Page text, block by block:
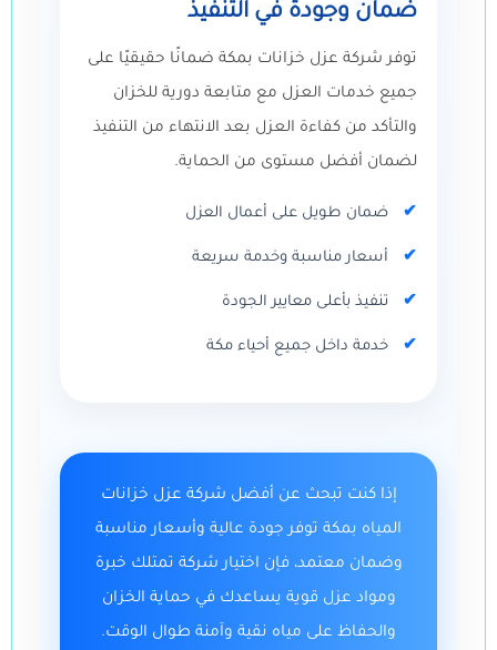
ضمان وجودة في التنفيذ
توفر شركة عزل خزانات بمكة ضمانًا حقيقيًا على
جميع خدمات العزل مع متابعة دورية للخزان
والتأكد من كفاءة العزل بعد الانتهاء من التنفيذ
لضمان أفضل مستوى من الحماية.
ضمان طويل على أعمال العزل
أسعار مناسبة وخدمة سريعة
تنفيذ بأعلى معايير الجودة
خدمة داخل جميع أحياء مكة
إذا كنت تبحث عن أفضل شركة عزل خزانات
المياه بمكة توفر جودة عالية وأسعار مناسبة
وضمان معتمد، فإن اختيار شركة تمتلك خبرة
ومواد عزل قوية يساعدك في حماية الخزان
والحفاظ على مياه نقية وآمنة طوال الوقت.